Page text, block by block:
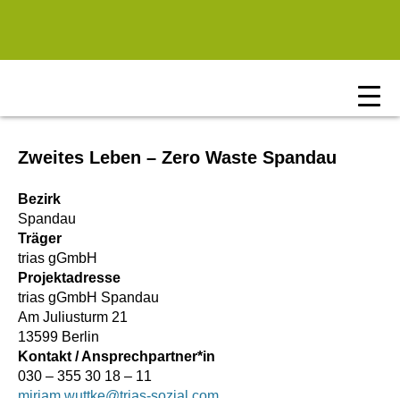
Zweites Leben – Zero Waste Spandau
Bezirk
Spandau
Träger
trias gGmbH
Projektadresse
trias gGmbH Spandau
Am Juliusturm 21
13599 Berlin
Kontakt / Ansprechpartner*in
030 – 355 30 18 – 11